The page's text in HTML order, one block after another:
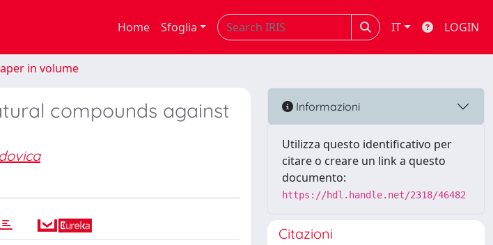
Home Sfoglia IT LOGIN
in volume
compounds against
Informazioni
Utilizza questo identificativo per
citare o creare un link a questo
documento:
https://hdl.handle.net/2318/46482
Citazioni